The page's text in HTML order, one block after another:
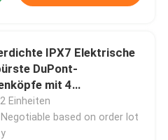
IPX7 Elektrische
DuPont-
mit 4
und Smart
Einheiten
Negotiable based on order lot